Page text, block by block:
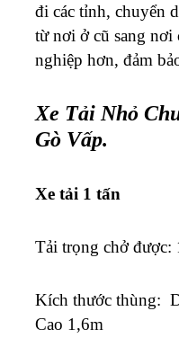
đi các tỉnh, chuyển
từ nơi ở cũ sang
nghiệp hơn, đảm
Xe Tải Nhỏ
Gò Vấp.
Xe tải 1 tấn
Tải trọng chở được:
Kích thước thùng:
Cao 1,6m